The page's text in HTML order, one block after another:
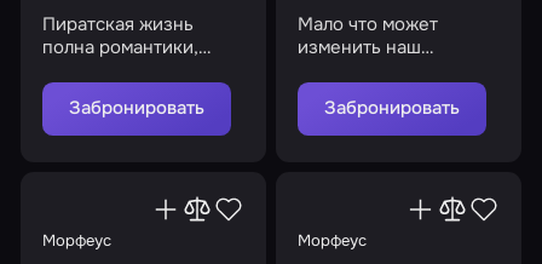
Пиратская жизнь
полна романтики,
свободы, но также
полна опасностей
Забронировать
Мало что может
изменить наш
жизни…
Забронировать
Морфеус Морфеус